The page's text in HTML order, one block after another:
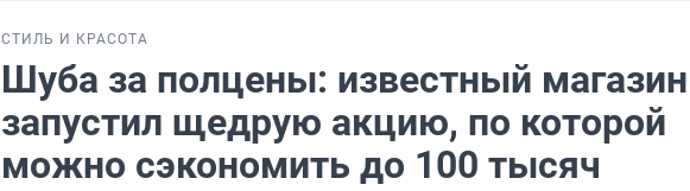
СТИЛЬ И КРАСОТА
Шуба за полцены: известный магазин
запустил щедрую акцию, по которой
можно сэкономить до 100 тысяч